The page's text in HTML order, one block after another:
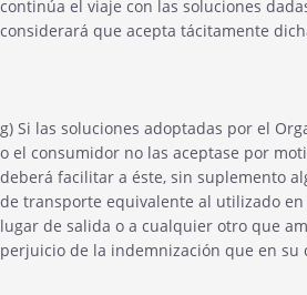
continúa el viaje con las soluciones
considerará que acepta tácitamente
g) Si las soluciones adoptadas por el
o el consumidor no las aceptase por
deberá facilitar a éste, sin suplemento
de transporte equivalente al utilizado
lugar de salida o a cualquier otro que
perjuicio de la indemnización que en su